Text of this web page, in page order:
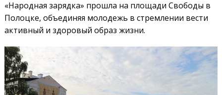
«Народная зарядка» прошла на площади Свободы в
Полоцке, объединяя молодежь в стремлении вести
активный и здоровый образ жизни.